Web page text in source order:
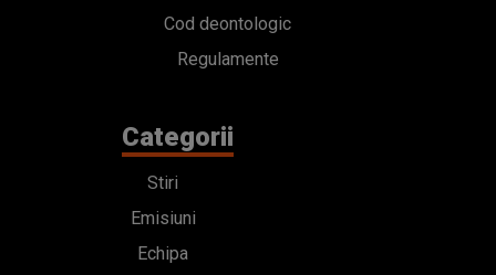
Cod deontologic
Regulamente
Categorii
Stiri
Emisiuni
Echipa